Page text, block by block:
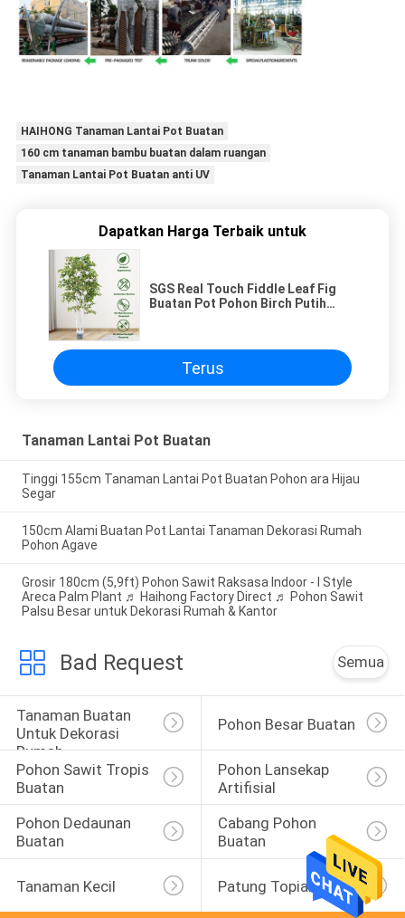
HAIHONG Tanaman Lantai Pot Buatan
160 cm tanaman bambu buatan dalam ruangan
Tanaman Lantai Pot Buatan anti UV
Dapatkan Harga Terbaik untuk
SGS Real Touch Fiddle Leaf Fig
Buatan Pot Pohon Birch Putih
Terus
Tanaman Lantai Pot Buatan
Tinggi 155cm Tanaman Lantai Pot Buatan Pohon ara Hijau
Segar
150cm Alami Buatan Pot Lantai Tanaman Dekorasi Rumah
Pohon Agave
Grosir 180cm (5,9ft) Pohon Sawit Raksasa Indoor - I Style
Areca Palm Plant ♬ Haihong Factory Direct ♬ Pohon Sawit
Palsu Besar untuk Dekorasi Rumah & Kantor
Bad Request Semua
Tanaman Buatan
Untuk Dekorasi
Rumah
Pohon Besar Buatan
Pohon Sawit Tropis
Buatan
Pohon Lansekap
Artifisial
Pohon Dedaunan
Buatan
Cabang Pohon
Buatan
Tanaman Kecil Patung Topiary